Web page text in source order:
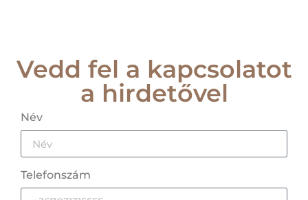
Vedd fel a kapcsolatot
a hirdetővel
Név
Telefonszám